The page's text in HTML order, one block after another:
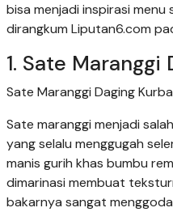
bisa menjadi inspirasi menu
dirangkum Liputan6.com
1. Sate Maranggi
Sate Maranggi Daging
Sate maranggi menjadi
yang selalu menggugah
manis gurih khas bumbu
dimarinasi membuat
bakarnya sangat